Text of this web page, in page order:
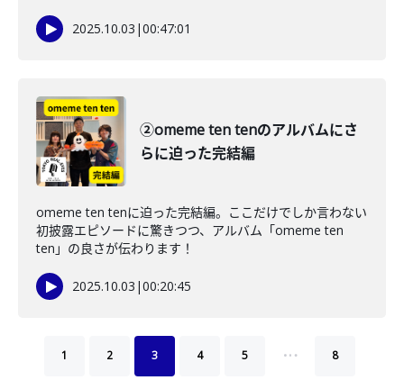
2025.10.03 |00:47:01
②omeme ten tenのアルバムにさ
らに迫った完結編
omeme ten tenに迫った完結編。ここだけでしか言わない
初披露エピソードに驚きつつ、アルバム「omeme ten
ten」の良さが伝わります！
2025.10.03 |00:20:45
1 2 3 4 5 … 8